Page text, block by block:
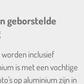
geborstelde
inclusief
is met een vochtige
op aluminium zijn in